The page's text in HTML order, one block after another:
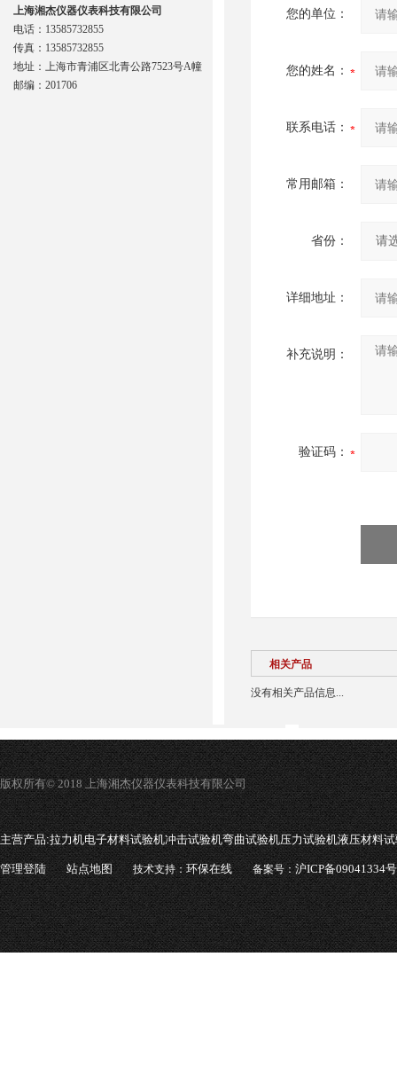
您的单位：
您的姓名：
联系电话：
常用邮箱：
省份：
详细地址：
补充说明：
验证码：
相关产品
没有相关产品信息...
上海湘杰仪器仪表科技有限公司
电话：13585732855
传真：13585732855
地址：上海市青浦区北青公路7523号A幢
邮编：201706
版权所有© 2018 上海湘杰仪器仪表科技有限公司
主营产品:拉力机电子材料试验机冲击试验机弯曲试验机压力试验机液压材料
管理登陆 站点地图 技术支持：环保在线 备案号：沪ICP备09041334